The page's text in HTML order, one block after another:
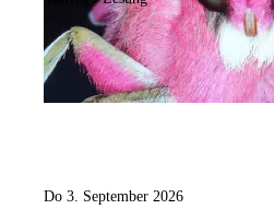
Do 3. September 2026